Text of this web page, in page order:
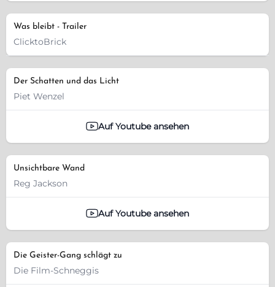
Was bleibt - Trailer
ClicktoBrick
Der Schatten und das Licht
Piet Wenzel
Auf Youtube ansehen
Unsichtbare Wand
Reg Jackson
Auf Youtube ansehen
Die Geister-Gang schlägt zu
Die Film-Schneggis